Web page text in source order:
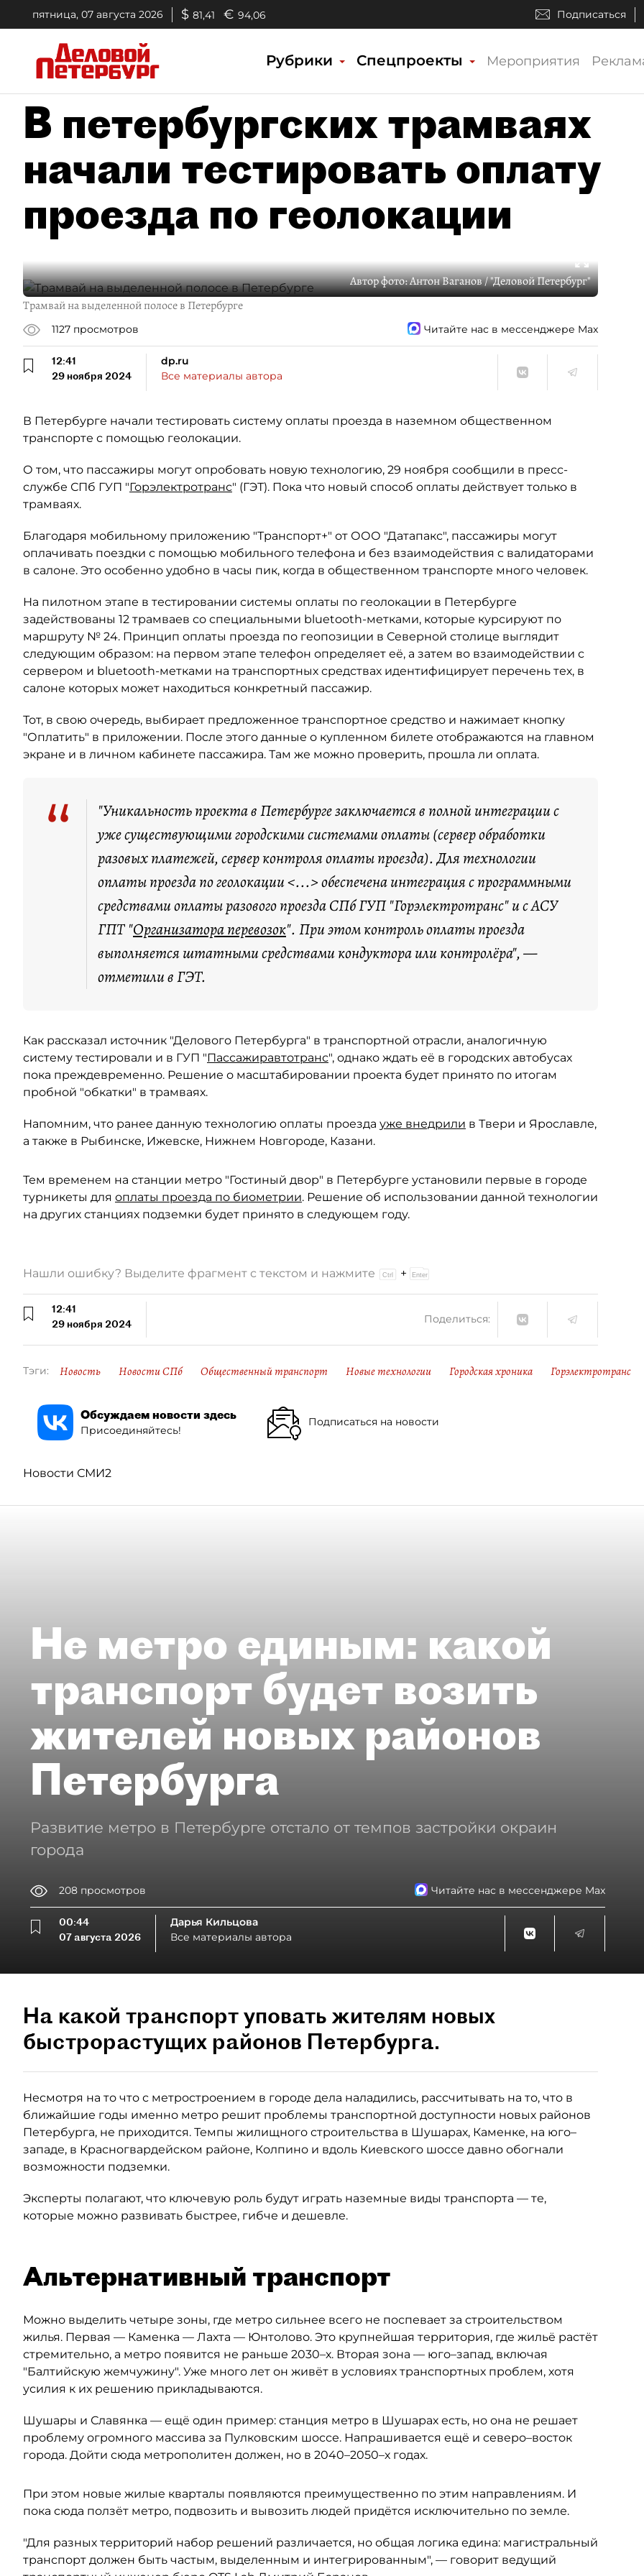
пятница, 07 августа 2026 $ 81,41 € 94,06 Подписаться
Рубрики Спецпроекты Мероприятия
В петербургских трамваях
начали тестировать оплату
проезда по геолокации
Автор фото:Антон Ваганов / "Деловой Петербург"
Трамвай на выделенной полосе в Петербурге
1127 просмотров Читайте нас в мессенджере Max
12:41
29 ноября 2024
dp.ru
Все материалы автора
В Петербурге начали тестировать систему оплаты проезда в наземном общественном
транспорте с помощью геолокации.
О том, что пассажиры могут опробовать новую технологию, 29 ноября сообщили в пресс-
службе СПб ГУП "Горэлектротранс" (ГЭТ). Пока что новый способ оплаты действует только в
трамваях.
Благодаря мобильному приложению "Транспорт+" от ООО "Датапакс", пассажиры могут
оплачивать поездки с помощью мобильного телефона и без взаимодействия с валидаторами
в салоне. Это особенно удобно в часы пик, когда в общественном транспорте много человек.
На пилотном этапе в тестировании системы оплаты по геолокации в Петербурге
задействованы 12 трамваев со специальными bluetooth-метками, которые курсируют по
маршруту № 24. Принцип оплаты проезда по геопозиции в Северной столице выглядит
следующим образом: на первом этапе телефон определяет её, а затем во взаимодействии с
сервером и bluetooth-метками на транспортных средствах идентифицирует перечень тех, в
салоне которых может находиться конкретный пассажир.
Тот, в свою очередь, выбирает предложенное транспортное средство и нажимает кнопку
"Оплатить" в приложении. После этого данные о купленном билете отображаются на главном
экране и в личном кабинете пассажира. Там же можно проверить, прошла ли оплата.
“
"Уникальность проекта в Петербурге заключается в полной интеграции с
уже существующими городскими системами оплаты (сервер обработки
разовых платежей, сервер контроля оплаты проезда). Для технологии
оплаты проезда по геолокации <...> обеспечена интеграция с программными
средствами оплаты разового проезда СПб ГУП "Горэлектротранс" и с АСУ
ГПТ "Организатора перевозок". При этом контроль оплаты проезда
выполняется штатными средствами кондуктора или контролёра", —
отметили в ГЭТ.
Как рассказал источник "Делового Петербурга" в транспортной отрасли, аналогичную
систему тестировали и в ГУП "Пассажиравтотранс", однако ждать её в городских автобусах
пока преждевременно. Решение о масштабировании проекта будет принято по итогам
пробной "обкатки" в трамваях.
Напомним, что ранее данную технологию оплаты проезда уже внедрили в Твери и Ярославле,
а также в Рыбинске, Ижевске, Нижнем Новгороде, Казани.
Тем временем на станции метро "Гостиный двор" в Петербурге установили первые в городе
турникеты для оплаты проезда по биометрии. Решение об использовании данной технологии
на других станциях подземки будет принято в следующем году.
Нашли ошибку? Выделите фрагмент с текстом и нажмите +
12:41
29 ноября 2024
Поделиться:
Тэги: Новость Новости СПб Общественный транспорт Новые технологии Городская хроника Горэлектротранс
Обсуждаем новости здесь
Присоединяйтесь!
Подписаться на новости
Новости СМИ2
Не метро единым: какой
транспорт будет возить
жителей новых районов
Петербурга
Развитие метро в Петербурге отстало от темпов застройки окраин
города
208 просмотров Читайте нас в мессенджере Max
00:44
07 августа 2026
Дарья Кильцова
Все материалы автора
На какой транспорт уповать жителям новых
быстрорастущих районов Петербурга.
Несмотря на то что с метростроением в городе дела наладились, рассчитывать на то, что в
ближайшие годы именно метро решит проблемы транспортной доступности новых районов
Петербурга, не приходится. Темпы жилищного строительства в Шушарах, Каменке, на юго–
западе, в Красногвардейском районе, Колпино и вдоль Киевского шоссе давно обогнали
возможности подземки.
Эксперты полагают, что ключевую роль будут играть наземные виды транспорта — те,
которые можно развивать быстрее, гибче и дешевле.
Альтернативный транспорт
Можно выделить четыре зоны, где метро сильнее всего не поспевает за строительством
жилья. Первая — Каменка — Лахта — Юнтолово. Это крупнейшая территория, где жильё растёт
стремительно, а метро появится не раньше 2030–х. Вторая зона — юго–запад, включая
"Балтийскую жемчужину". Уже много лет он живёт в условиях транспортных проблем, хотя
усилия к их решению прикладываются.
Шушары и Славянка — ещё один пример: станция метро в Шушарах есть, но она не решает
проблему огромного массива за Пулковским шоссе. Напрашивается ещё и северо–восток
города. Дойти сюда метрополитен должен, но в 2040–2050–х годах.
При этом новые жилые кварталы появляются преимущественно по этим направлениям. И
пока сюда ползёт метро, подвозить и вывозить людей придётся исключительно по земле.
"Для разных территорий набор решений различается, но общая логика едина: магистральный
транспорт должен быть частым, выделенным и интегрированным", — говорит ведущий